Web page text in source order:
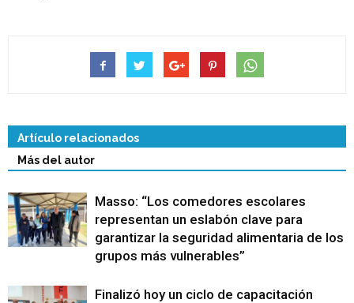
Artículo relacionados
Más del autor
Masso: “Los comedores escolares
representan un eslabón clave para
garantizar la seguridad alimentaria de los
grupos más vulnerables”
Finalizó hoy un ciclo de capacitación